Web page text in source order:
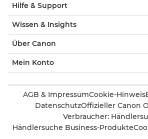
Hilfe & Support
Wissen & Insights
Über Canon
Mein Konto
AGB & ImpressumCookie-Hinweis
DatenschutzOffizieller Canon
Verbraucher:
Händlersuche Business-Produkte